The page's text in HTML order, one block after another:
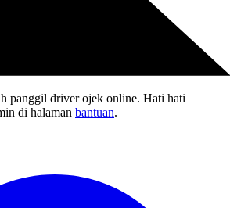
panggil driver ojek online. Hati hati
di halaman bantuan.